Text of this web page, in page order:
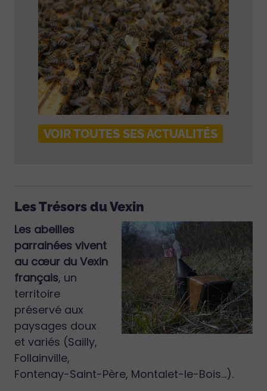
VOIR TOUTES SES ACTUALITÉS
Les Trésors du Vexin
Les abeilles
parrainées vivent
au cœur du Vexin
français, un
territoire
préservé aux
paysages doux
et variés (Sailly,
Follainville,
Fontenay-Saint-Père, Montalet-le-Bois…).